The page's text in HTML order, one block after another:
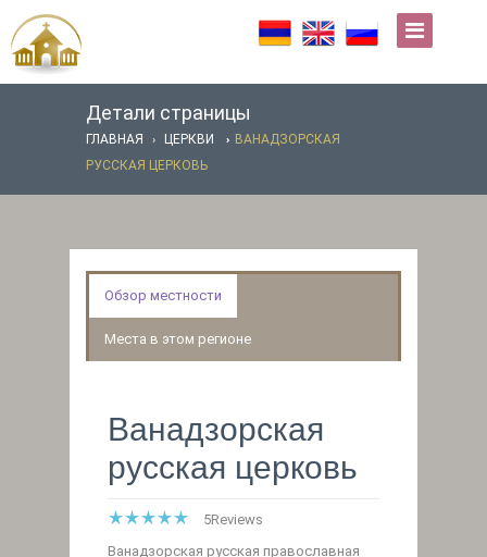
Детали страницы
ГЛАВНАЯ ЦЕРКВИ
ВАНАДЗОРСКАЯ
РУССКАЯ ЦЕРКОВЬ
Обзор местности
Места в этом регионе
Ванадзорская
русская церковь
5Reviews
Ванадзорская русская православная